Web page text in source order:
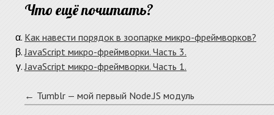
Что ещё почитать?
Как навести порядок в зоопарке микро-фреймворков?
JavaScript микро-фреймворки. Часть 3.
JavaScript микро-фреймворки. Часть 1.
← Tumblr — мой первый Node.JS модуль